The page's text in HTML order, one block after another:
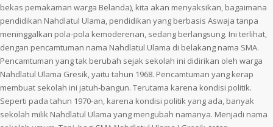
bekas pemakaman warga Belanda), kita akan menyaksikan, bagaimana
pendidikan Nahdlatul Ulama, pendidikan yang berbasis Aswaja tanpa
meninggalkan pola-pola kemoderenan, sedang berlangsung. Ini terlihat,
dengan pencamtuman nama Nahdlatul Ulama di belakang nama SMA.
Pencamtuman yang tak berubah sejak sekolah ini didirikan oleh warga
Nahdlatul Ulama Gresik, yaitu tahun 1968. Pencamtuman yang kerap
membuat sekolah ini jatuh-bangun. Terutama karena kondisi politik.
Seperti pada tahun 1970-an, karena kondisi politik yang ada, banyak
sekolah milik Nahdlatul Ulama yang mengubah namanya. Menjadi nama